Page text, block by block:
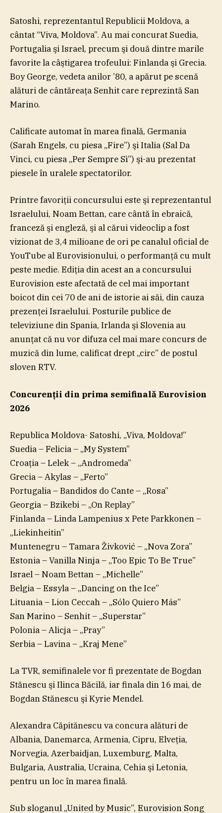
Satoshi, reprezentantul Republicii Moldova, a
cântat “Viva, Moldova”. Au mai concurat Suedia,
Portugalia şi Israel, precum şi două dintre marile
favorite la câştigarea trofeului: Finlanda şi Grecia.
Boy George, vedeta anilor ’80, a apărut pe scenă
alături de cântăreaţa Senhit care reprezintă San
Marino.
Calificate automat în marea finală, Germania
(Sarah Engels, cu piesa „Fire”) şi Italia (Sal Da
Vinci, cu piesa „Per Sempre Sì”) şi-au prezentat
piesele în uralele spectatorilor.
Printre favoriţii concursului este şi reprezentantul
Israelului, Noam Bettan, care cântă în ebraică,
franceză şi engleză, şi al cărui videoclip a fost
vizionat de 3,4 milioane de ori pe canalul oficial de
YouTube al Eurovisionului, o performanţă cu mult
peste medie. Ediţia din acest an a concursului
Eurovision este afectată de cel mai important
boicot din cei 70 de ani de istorie ai săi, din cauza
prezenţei Israelului. Posturile publice de
televiziune din Spania, Irlanda şi Slovenia au
anunţat că nu vor difuza cel mai mare concurs de
muzică din lume, calificat drept „circ” de postul
sloven RTV.
Concurenţii din prima semifinală Eurovision
2026
Republica Moldova- Satoshi, „Viva, Moldova!”
Suedia – Felicia – „My System”
Croaţia – Lelek – „Andromeda”
Grecia – Akylas – „Ferto”
Portugalia – Bandidos do Cante – „Rosa”
Georgia – Bzikebi – „On Replay”
Finlanda – Linda Lampenius x Pete Parkkonen –
„Liekinheitin”
Muntenegru – Tamara Živković – „Nova Zora”
Estonia – Vanilla Ninja – „Too Epic To Be True”
Israel – Noam Bettan – „Michelle”
Belgia – Essyla – „Dancing on the Ice”
Lituania – Lion Ceccah – „Sólo Quiero Más”
San Marino – Senhit – „Superstar”
Polonia – Alicja – „Pray”
Serbia – Lavina – „Kraj Mene”
La TVR, semifinalele vor fi prezentate de Bogdan
Stănescu şi Ilinca Băcilă, iar finala din 16 mai, de
Bogdan Stănescu şi Kyrie Mendel.
Alexandra Căpitănescu va concura alături de
Albania, Danemarca, Armenia, Cipru, Elveţia,
Norvegia, Azerbaidjan, Luxemburg, Malta,
Bulgaria, Australia, Ucraina, Cehia şi Letonia,
pentru un loc în marea finală.
Sub sloganul „United by Music”, Eurovision Song